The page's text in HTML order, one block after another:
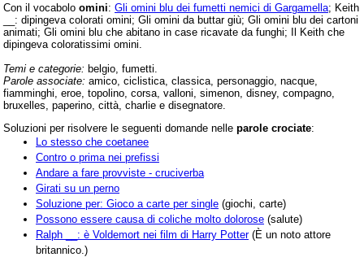
Con il vocabolo omini: Gli omini blu dei fumetti nemici di Gargamella; Keith
__: dipingeva colorati omini; Gli omini da buttar giù; Gli omini blu dei cartoni
animati; Gli omini blu che abitano in case ricavate da funghi; Il Keith che
dipingeva coloratissimi omini.
Temi e categorie: belgio, fumetti.
Parole associate: amico, ciclistica, classica, personaggio, nacque,
fiamminghi, eroe, topolino, corsa, valloni, simenon, disney, compagno,
bruxelles, paperino, città, charlie e disegnatore.
Soluzioni per risolvere le seguenti domande nelle parole crociate:
Lo stesso che coetanee
Contro o prima nei prefissi
Andare a fare provviste - cruciverba
Girati su un perno
Soluzione per: Gioco a carte per single (giochi, carte)
Possono essere causa di coliche molto dolorose (salute)
Ralph __: è Voldemort nei film di Harry Potter(È un noto attore
britannico.)